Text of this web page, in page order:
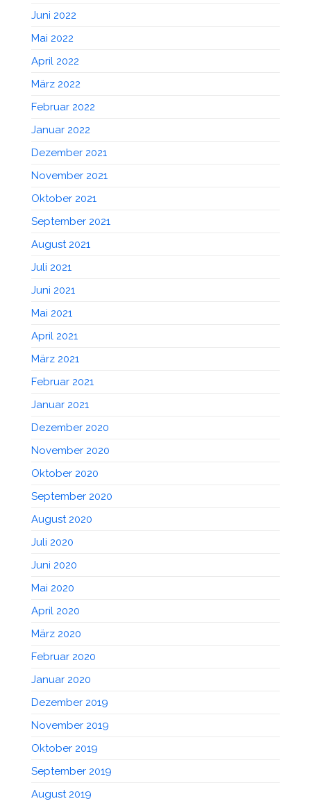
Juni 2022
Mai 2022
April 2022
März 2022
Februar 2022
Januar 2022
Dezember 2021
November 2021
Oktober 2021
September 2021
August 2021
Juli 2021
Juni 2021
Mai 2021
April 2021
März 2021
Februar 2021
Januar 2021
Dezember 2020
November 2020
Oktober 2020
September 2020
August 2020
Juli 2020
Juni 2020
Mai 2020
April 2020
März 2020
Februar 2020
Januar 2020
Dezember 2019
November 2019
Oktober 2019
September 2019
August 2019